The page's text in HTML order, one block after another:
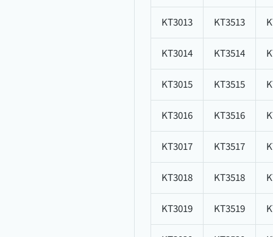
KT3013 KT3513
KT3014 KT3514
KT3015 KT3515
KT3016 KT3516
KT3017 KT3517
KT3018 KT3518
KT3019 KT3519